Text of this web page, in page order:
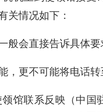
关情况如下：
会直接告诉具体要
更不可能将电话转
馆联系反映（中国